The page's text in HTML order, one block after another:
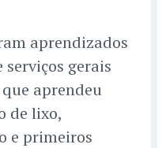
aprendizados
gerais
aprendeu
de lixo,
e primeiros